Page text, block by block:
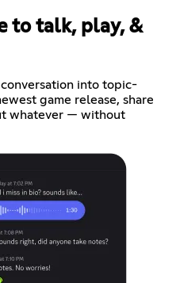
to talk, play, &
into topic-
game release, share
whatever — without